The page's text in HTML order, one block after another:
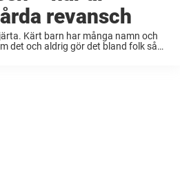
revansch
Kärt barn har många namn och
det och aldrig gör det bland folk så